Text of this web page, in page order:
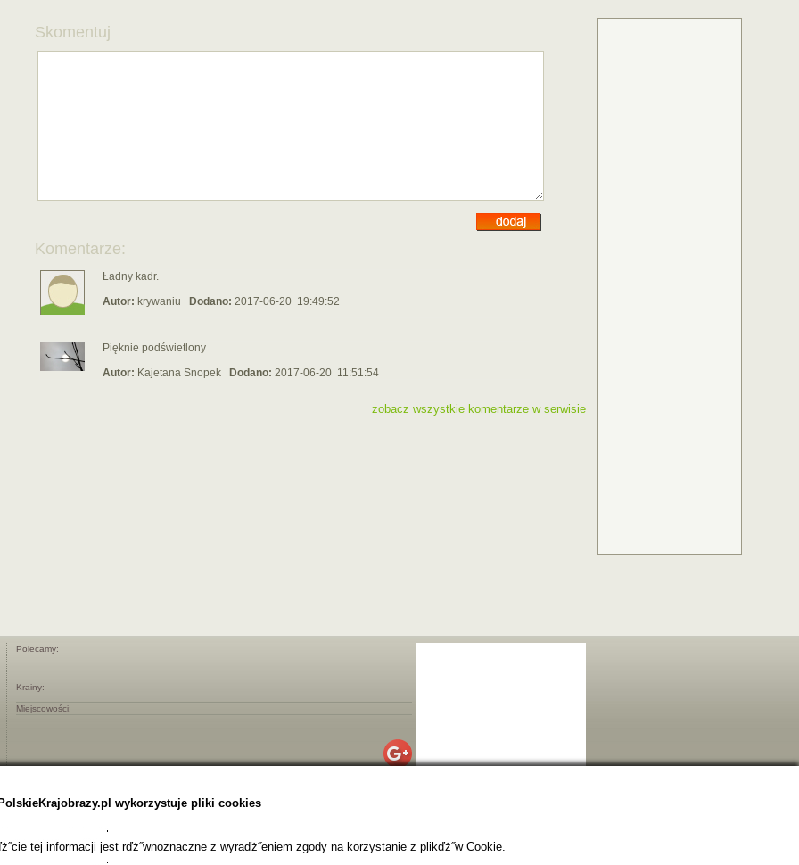
Skomentuj
Komentarze:
Ładny kadr.
Autor: krywaniu Dodano: 2017-06-20 19:49:52
Pięknie podświetlony
Autor: Kajetana Snopek Dodano: 2017-06-20 11:51:54
zobacz wszystkie komentarze w serwisie
Polecamy:
Krainy:
Miejscowości:
wykorzystuje pliki cookies
tej informacji jest rďż˝wnoznaczne z wyraďż˝eniem zgody na korzystanie z plikďż˝w Cookie.